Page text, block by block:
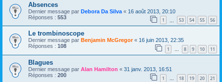
Absences
Dernier message par Debora Da Silva « 16 août 2013, 20:10
Réponses : 553 1 53 54 55 56
Le trombinoscope
Dernier message par Benjamin McGregor« 16 juin 2013, 22:35
Réponses : 108 1 … 8 9 10 11
Blagues
Dernier message par Alan Hamilton « 31 janv. 2013, 16:51
Réponses : 200 1 … 18 19 20 21